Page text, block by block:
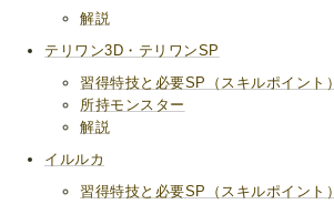
解説
テリワン3D・テリワンSP
習得特技と必要SP（スキルポイント）
所持モンスター
解説
イルルカ
習得特技と必要SP（スキルポイント）